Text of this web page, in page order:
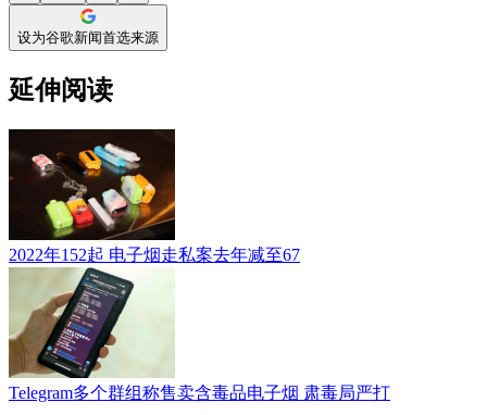
设为谷歌新闻首选来源
延伸阅读
2022年152起 电子烟走私案去年减至67
Telegram多个群组称售卖含毒品电子烟 肃毒局严打